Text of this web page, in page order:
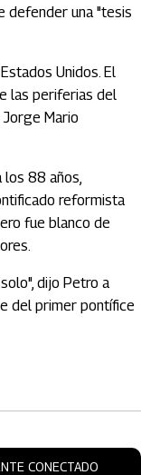
defender una "tesis
Unidos. El
las periferias del
Mario
los 88 años,
reformista
fue blanco de
dijo Petro a
del primer pontífice
CONECTADO